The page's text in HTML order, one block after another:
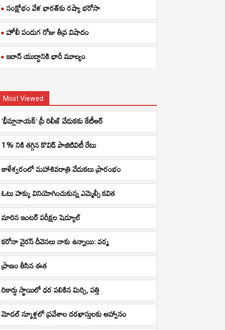
సంక్షోభం వేళ భారత్‌కు రష్యా భరోసా
హోలీ పండుగ రోజు తీవ్ర విషాదం
ఇరాన్ యుద్ధానికి భారీ మూల్యం
Most Viewed
‘భీమ్లానాయక్’ ప్రీ రిలీజ్ వేడుకకు కేటీఆర్
1% నికి తగ్గిన కొవిడ్ పాజిటివిటీ రేటు
కాళేశ్వరంలో మహాశివరాత్రి వేడుకలు ప్రారంభం
ఓటు హక్కు వినియోగించుకున్న ఎమ్మెల్సీ కవిత
మారిన ఇంటర్ పరీక్షల షెడ్యూల్
కరోనా వైరస్ దీవెనలు నాకు ఉన్నాయి: వర్మ
ప్రాణం తీసిన ఈత
రికార్డు స్థాయిలో ధర పలికిన మిర్చి, పత్తి
మోడల్ స్కూళ్లలో ప్రవేశాల దరఖాస్తులకు ఆహ్వానం